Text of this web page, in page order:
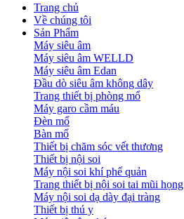
Trang chủ
Về chúng tôi
Sản Phẩm
Máy siêu âm
Máy siêu âm WELLD
Máy siêu âm Edan
Đầu dò siêu âm không dây
Trang thiết bị phòng mổ
Máy garo cầm máu
Đèn mổ
Bàn mổ
Thiết bị chăm sóc vết thương
Thiết bị nội soi
Máy nội soi khí phế quản
Trang thiết bị nội soi tai mũi họng
Máy nội soi dạ dày đại tràng
Thiết bị thú y